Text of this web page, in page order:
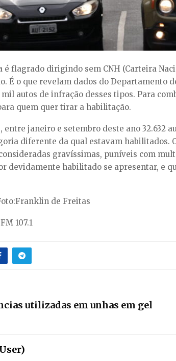
é flagrado dirigindo sem CNH (Carteira
É o que revelam dados do Departamento
autos de infração desses tipos. Para
quem quer tirar a habilitação.
entre janeiro e setembro deste ano
diferente da qual estavam habilitados.
gravíssimas, puníveis com
devidamente habilitado se apresentar, e
de Freitas
107.1
utilizadas em unhas em gel